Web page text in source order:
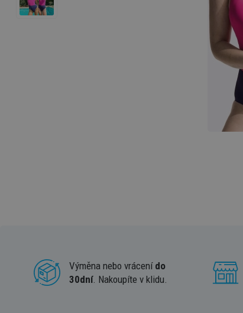
Výměna nebo vrácení do
30dní. Nakoupíte v klidu.